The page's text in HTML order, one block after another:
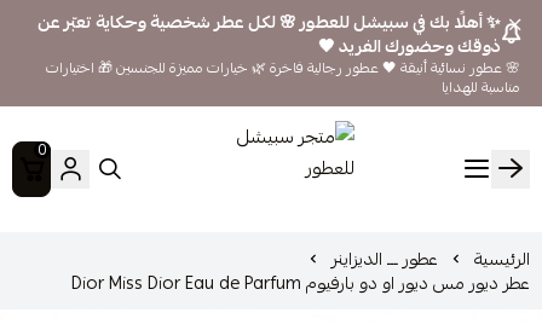
✨ أهلًا بك في سبيشل للعطور 🌸 لكل عطر شخصية وحكاية تعبّر عن
ذوقك وحضورك الفريد 🖤
🌸 عطور نسائية أنيقة 🖤 عطور رجالية فاخرة 🌿 خيارات مميزة للجنسين 🎁 اختيارات
مناسبة للهدايا
متجر سبيشل للعطور
0
الرئيسية عطور ـــ الديزاينر
عطر ديور مس ديور او دو بارفيوم Dior Miss Dior Eau de Parfum